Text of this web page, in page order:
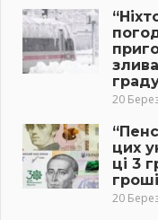
20
цих
ці 3
20